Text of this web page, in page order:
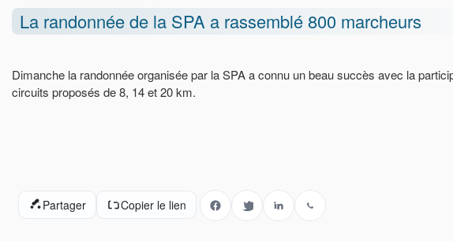
La randonnée de la SPA a rassemblé 800 marcheurs
Dimanche la randonnée organisée par la SPA a connu un beau succès avec la
circuits proposés de 8, 14 et 20 km.
Partager Copier le lien FacebookTwitterLinkedInWhatsApp